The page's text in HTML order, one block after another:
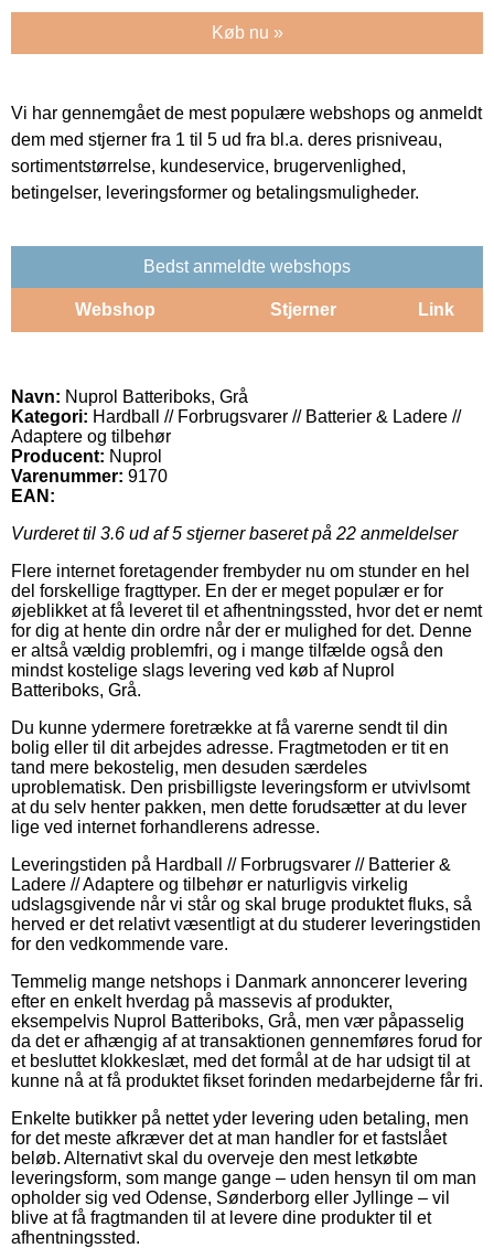
Køb nu »
Vi har gennemgået de mest populære webshops og anmeldt
dem med stjerner fra 1 til 5 ud fra bl.a. deres prisniveau,
sortimentstørrelse, kundeservice, brugervenlighed,
betingelser, leveringsformer og betalingsmuligheder.
Bedst anmeldte webshops
Webshop Stjerner Link
Navn: Nuprol Batteriboks, Grå
Kategori: Hardball // Forbrugsvarer // Batterier & Ladere //
Adaptere og tilbehør
Producent: Nuprol
Varenummer: 9170
EAN:
Vurderet til 3.6 ud af 5 stjerner baseret på 22 anmeldelser
Flere internet foretagender frembyder nu om stunder en hel
del forskellige fragttyper. En der er meget populær er for
øjeblikket at få leveret til et afhentningssted, hvor det er nemt
for dig at hente din ordre når der er mulighed for det. Denne
er altså vældig problemfri, og i mange tilfælde også den
mindst kostelige slags levering ved køb af Nuprol
Batteriboks, Grå.
Du kunne ydermere foretrække at få varerne sendt til din
bolig eller til dit arbejdes adresse. Fragtmetoden er tit en
tand mere bekostelig, men desuden særdeles
uproblematisk. Den prisbilligste leveringsform er utvivlsomt
at du selv henter pakken, men dette forudsætter at du lever
lige ved internet forhandlerens adresse.
Leveringstiden på Hardball // Forbrugsvarer // Batterier &
Ladere // Adaptere og tilbehør er naturligvis virkelig
udslagsgivende når vi står og skal bruge produktet fluks, så
herved er det relativt væsentligt at du studerer leveringstiden
for den vedkommende vare.
Temmelig mange netshops i Danmark annoncerer levering
efter en enkelt hverdag på massevis af produkter,
eksempelvis Nuprol Batteriboks, Grå, men vær påpasselig
da det er afhængig af at transaktionen gennemføres forud for
et besluttet klokkeslæt, med det formål at de har udsigt til at
kunne nå at få produktet fikset forinden medarbejderne får fri.
Enkelte butikker på nettet yder levering uden betaling, men
for det meste afkræver det at man handler for et fastslået
beløb. Alternativt skal du overveje den mest letkøbte
leveringsform, som mange gange – uden hensyn til om man
opholder sig ved Odense, Sønderborg eller Jyllinge – vil
blive at få fragtmanden til at levere dine produkter til et
afhentningssted.